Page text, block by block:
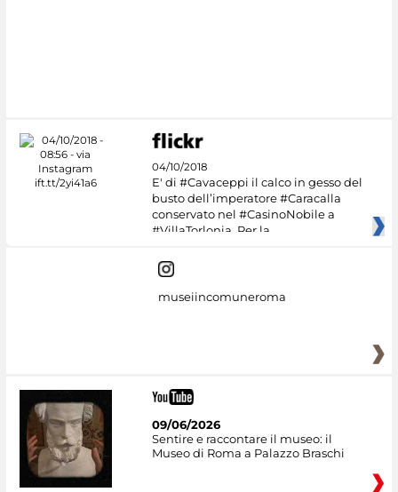
04/10/2018
E' di #Cavaceppi il calco in gesso del
busto dell’imperatore #Caracalla
conservato nel #CasinoNobile a
#VillaTorlonia. Per la
museiincomuneroma
09/06/2026
Sentire e raccontare il museo: il
Museo di Roma a Palazzo Braschi